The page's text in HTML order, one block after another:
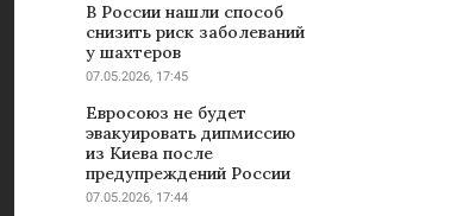
В России нашли способ
снизить риск заболеваний
у шахтеров
07.05.2026, 17:45
Евросоюз не будет
эвакуировать дипмиссию
из Киева после
предупреждений России
07.05.2026, 17:44